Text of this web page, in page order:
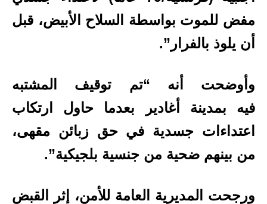
مفض للموت بواسطة السلاح الأبيض، قبل
أن يلوذ بالفرار”.
وأوضحت أنه “تم توقيف المشتبه
فيه بمدينة أغادير بعدما حاول ارتكاب
اعتداءات جسدية في حق زبائن مقهى،
من بينهم ضحية من جنسية بلجيكية”.
ورجحت المديرية العامة للأمن، إثر القبض